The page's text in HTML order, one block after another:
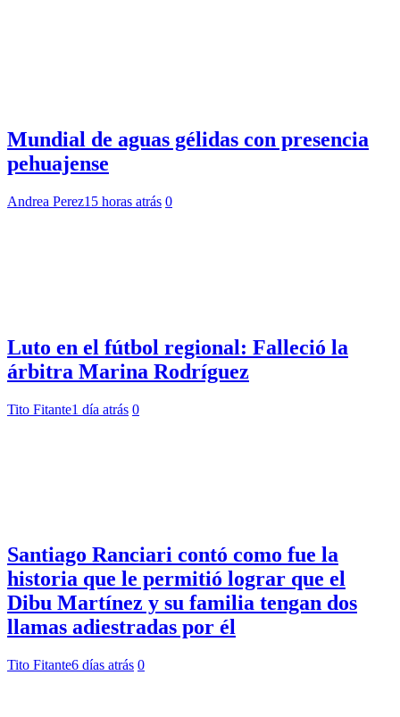
Mundial de aguas gélidas con presencia
pehuajense
Andrea Perez15 horas atrás 0
Luto en el fútbol regional: Falleció la
árbitra Marina Rodríguez
Tito Fitante1 día atrás 0
Santiago Ranciari contó como fue la
historia que le permitió lograr que el
Dibu Martínez y su familia tengan dos
llamas adiestradas por él
Tito Fitante6 días atrás 0